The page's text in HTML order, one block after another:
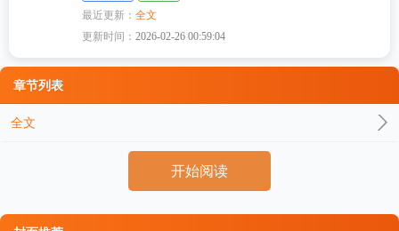
最近更新：全文
更新时间：2026-02-26 00:59:04
章节列表
全文
开始阅读